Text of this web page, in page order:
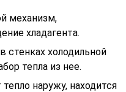
механизм,
хладагента.
стенках холодильной
тепла из нее.
наружу, находится